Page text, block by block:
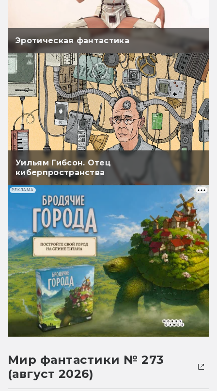
Эротическая фантастика
Уильям Гибсон. Отец
киберпространства
РЕКЛАМА
Мир фантастики № 273
(август 2026)